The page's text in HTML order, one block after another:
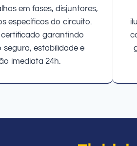
em fases, disjuntores,
específicos do circuito.
certificado garantindo
segura, estabilidade e
imediata 24h.